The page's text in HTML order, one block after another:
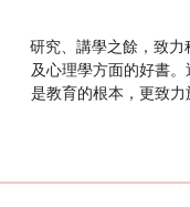
研究、講學之餘，致
及心理學方面的好書
是教育的根本，更致